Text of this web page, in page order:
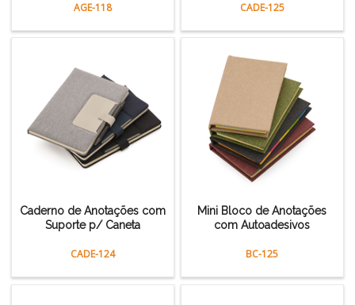
AGE-118 CADE-125
Caderno de Anotações com
Suporte p/ Caneta
CADE-124
Mini Bloco de Anotações
com Autoadesivos
BC-125